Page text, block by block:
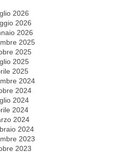
2026
2026
2026
2025
2025
2025
2025
2024
2024
2024
2024
2024
2024
2023
2023